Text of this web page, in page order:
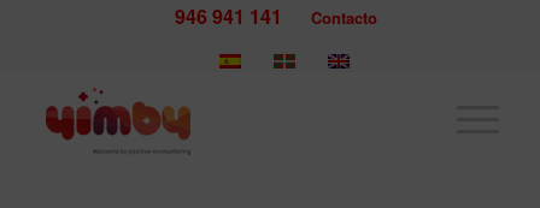
946 941 141 Contacto